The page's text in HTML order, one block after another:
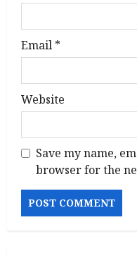
Email *
Website
Save my name,
browser for the